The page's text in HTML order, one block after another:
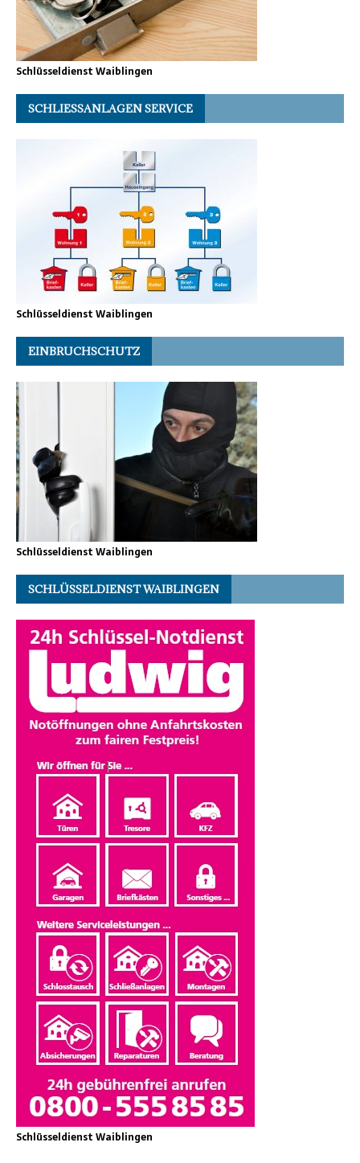
Schlüsseldienst Waiblingen
SCHLIESSANLAGEN SERVICE
Schlüsseldienst Waiblingen
EINBRUCHSCHUTZ
Schlüsseldienst Waiblingen
SCHLÜSSELDIENST WAIBLINGEN
Schlüsseldienst Waiblingen